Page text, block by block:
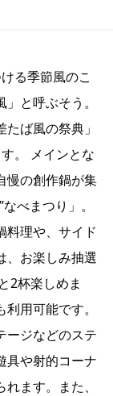
る季節風のこ
と呼ぶそう。
ば風の祭典」
。 メインとな
慢の創作鍋が集
べまつり」。
料理や、サイド
、お楽しみ抽選
2杯楽しめま
用可能です。
ージなどのステ
具や射的コーナ
ます。また、